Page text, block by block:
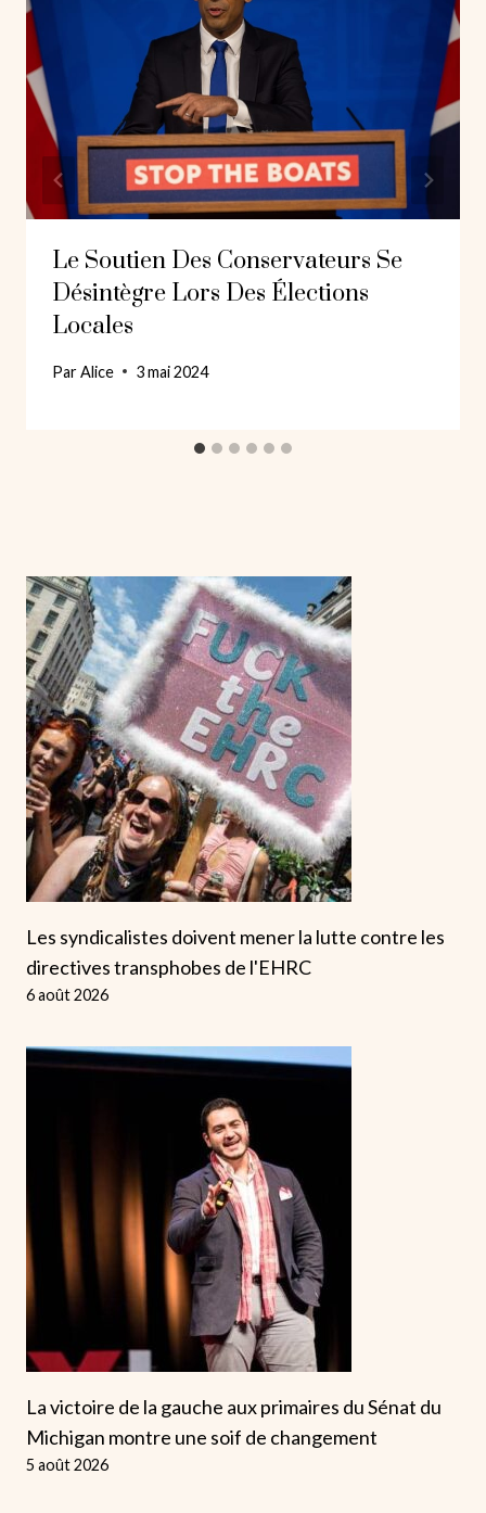
Le Soutien Des Conservateurs Se
Désintègre Lors Des Élections
Locales
ParAlice 3 mai 2024
Les syndicalistes doivent mener la lutte contre les
directives transphobes de l'EHRC
6 août 2026
La victoire de la gauche aux primaires du Sénat du
Michigan montre une soif de changement
5 août 2026